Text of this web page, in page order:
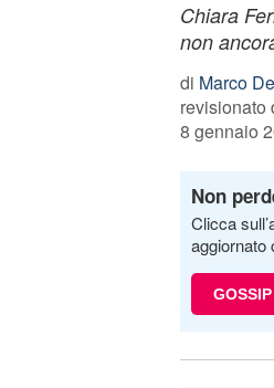
Chiara
non
di Marco
revisionato
8 gennaio
Non
Clicca
aggiornato
GOSSIP